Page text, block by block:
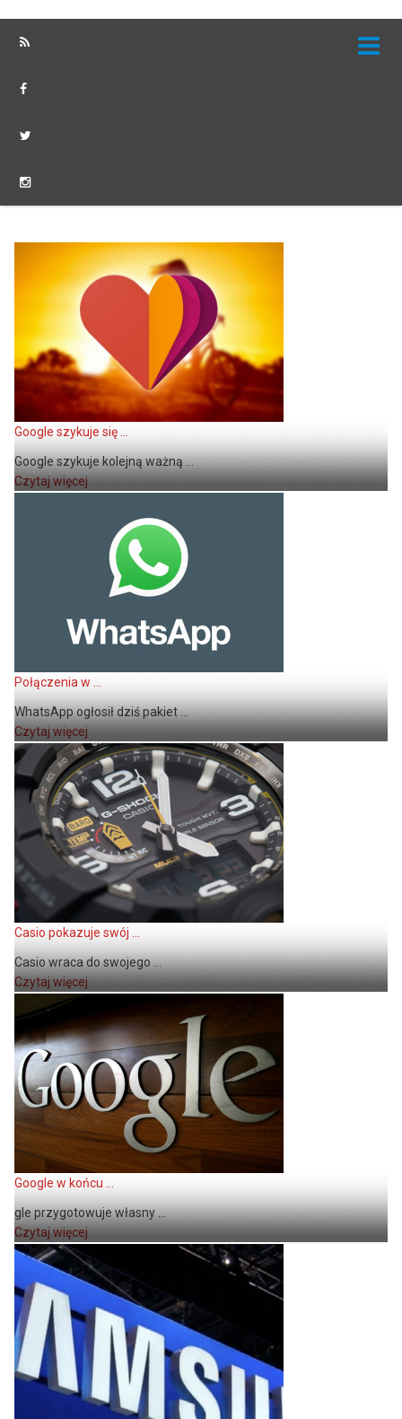
Google szykuje się ...
Google szykuje kolejną ważną ...
Czytaj więcej
Połączenia w ...
WhatsApp ogłosił dziś pakiet ...
Czytaj więcej
Casio pokazuje swój ...
Casio wraca do swojego ...
Czytaj więcej
Google w końcu ...
gle przygotowuje własny ...
Czytaj więcej